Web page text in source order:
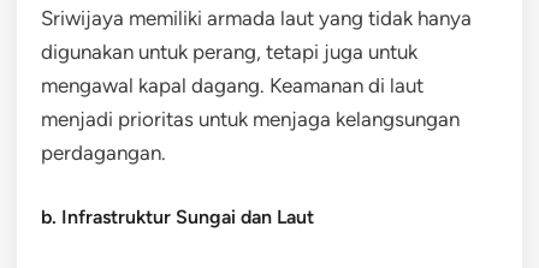
Sriwijaya memiliki armada laut yang tidak hanya
digunakan untuk perang, tetapi juga untuk
mengawal kapal dagang. Keamanan di laut
menjadi prioritas untuk menjaga kelangsungan
perdagangan.
b. Infrastruktur Sungai dan Laut